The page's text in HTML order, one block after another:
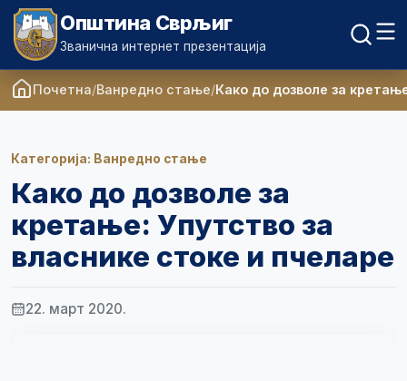
Општина Сврљиг
Званична интернет презентација
Почетна Ванредно стање Како до дозволе за
Категорија: Ванредно стање
Како до дозволе за
кретање: Упутство за
власнике стоке и пчеларе
22. март 2020.